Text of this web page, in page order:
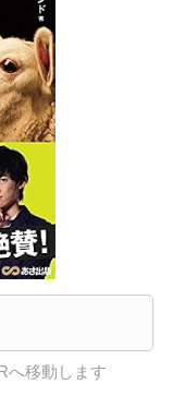
へ移動します